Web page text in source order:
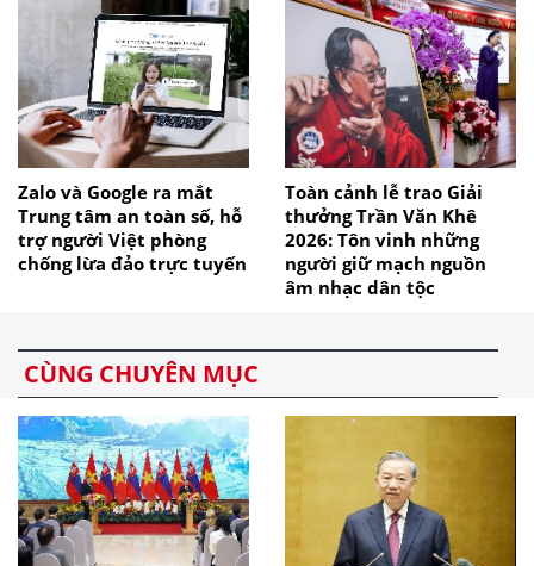
Zalo và Google ra mắt
Trung tâm an toàn số, hỗ
trợ người Việt phòng
chống lừa đảo trực tuyến
Toàn cảnh lễ trao Giải
thưởng Trần Văn Khê
2026: Tôn vinh những
người giữ mạch nguồn
âm nhạc dân tộc
CÙNG CHUYÊN MỤC